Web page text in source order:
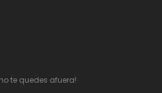
te quedes afuera!